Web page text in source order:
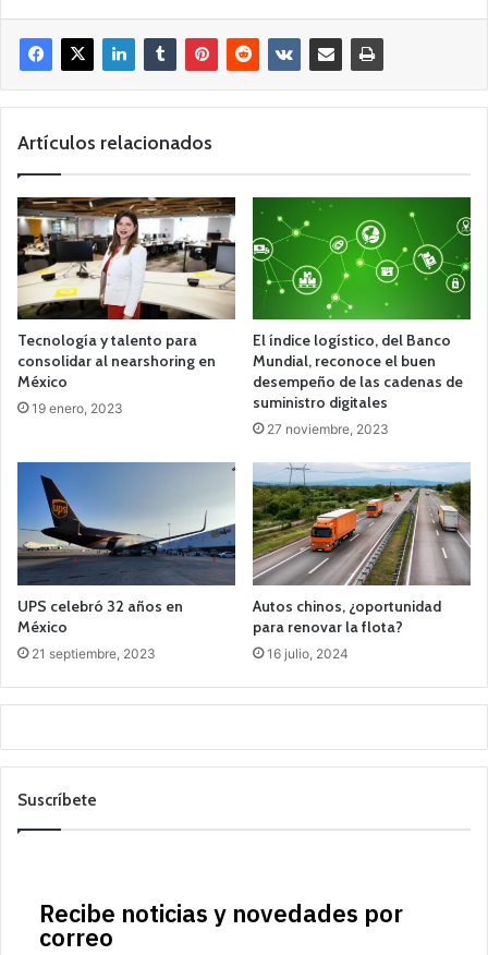
Artículos relacionados
Tecnología y talento para
consolidar al nearshoring en
México
19 enero, 2023
El índice logístico, del Banco
Mundial, reconoce el buen
desempeño de las cadenas de
suministro digitales
27 noviembre, 2023
UPS celebró 32 años en
México
21 septiembre, 2023
Autos chinos, ¿oportunidad
para renovar la flota?
16 julio, 2024
Suscríbete
Recibe noticias y novedades por
correo